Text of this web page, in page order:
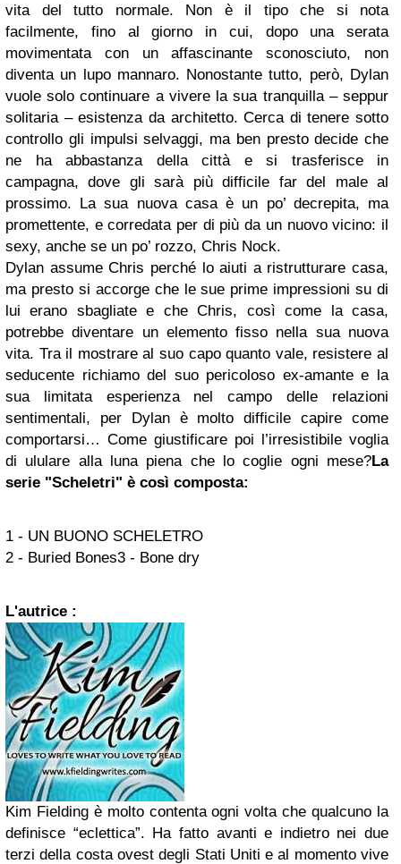
vita del tutto normale. Non è il tipo che si nota
facilmente, fino al giorno in cui, dopo una serata
movimentata con un affascinante sconosciuto, non
diventa un lupo mannaro. Nonostante tutto, però, Dylan
vuole solo continuare a vivere la sua tranquilla – seppur
solitaria – esistenza da architetto. Cerca di tenere sotto
controllo gli impulsi selvaggi, ma ben presto decide che
ne ha abbastanza della città e si trasferisce in
campagna, dove gli sarà più difficile far del male al
prossimo. La sua nuova casa è un po’ decrepita, ma
promettente, e corredata per di più da un nuovo vicino: il
sexy, anche se un po’ rozzo, Chris Nock.
Dylan assume Chris perché lo aiuti a ristrutturare casa,
ma presto si accorge che le sue prime impressioni su di
lui erano sbagliate e che Chris, così come la casa,
potrebbe diventare un elemento fisso nella sua nuova
vita. Tra il mostrare al suo capo quanto vale, resistere al
seducente richiamo del suo pericoloso ex-amante e la
sua limitata esperienza nel campo delle relazioni
sentimentali, per Dylan è molto difficile capire come
comportarsi… Come giustificare poi l’irresistibile voglia
di ululare alla luna piena che lo coglie ogni mese?La
serie "Scheletri" è così composta:
1 - UN BUONO SCHELETRO
2 - Buried Bones3 - Bone dry
L'autrice :
Kim Fieldingè molto contenta ogni volta che qualcuno la
definisce “eclettica”. Ha fatto avanti e indietro nei due
terzi della costa ovest degli Stati Uniti e al momento vive